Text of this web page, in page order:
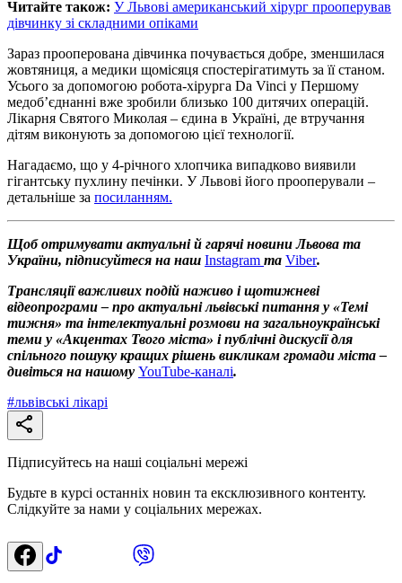
Читайте також: У Львові американський хірург прооперував
дівчинку зі складними опіками
Зараз прооперована дівчинка почувається добре, зменшилася
жовтяниця, а медики щомісяця спостерігатимуть за її станом.
Усього за допомогою робота-хірурга Da Vinci у Першому
медоб’єднанні вже зробили близько 100 дитячих операцій.
Лікарня Святого Миколая – єдина в Україні, де втручання
дітям виконують за допомогою цієї технології.
Нагадаємо, що у 4-річного хлопчика випадково виявили
гігантську пухлину печінки. У Львові його прооперували –
детальніше за посиланням.
Щоб отримувати актуальні й гарячі новини Львова та
України, підписуйтеся на наш Instagram та Viber.
Трансляції важливих подій наживо і щотижневі
відеопрограми – про актуальні львівські питання у «Темі
тижня» та інтелектуальні розмови на загальноукраїнські
теми у «Акцентах Твого міста» і публічні дискусії для
спільного пошуку кращих рішень викликам громади міста –
дивіться на нашому YouTube-каналі.
#львівські лікарі
Підписуйтесь на наші соціальні мережі
Будьте в курсі останніх новин та ексклюзивного контенту.
Слідкуйте за нами у соціальних мережах.